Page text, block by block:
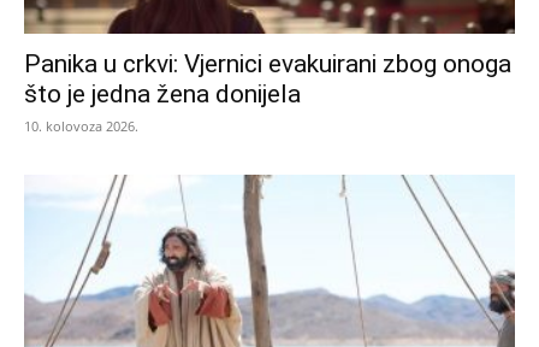
Panika u crkvi: Vjernici evakuirani zbog onoga
što je jedna žena donijela
10. kolovoza 2026.